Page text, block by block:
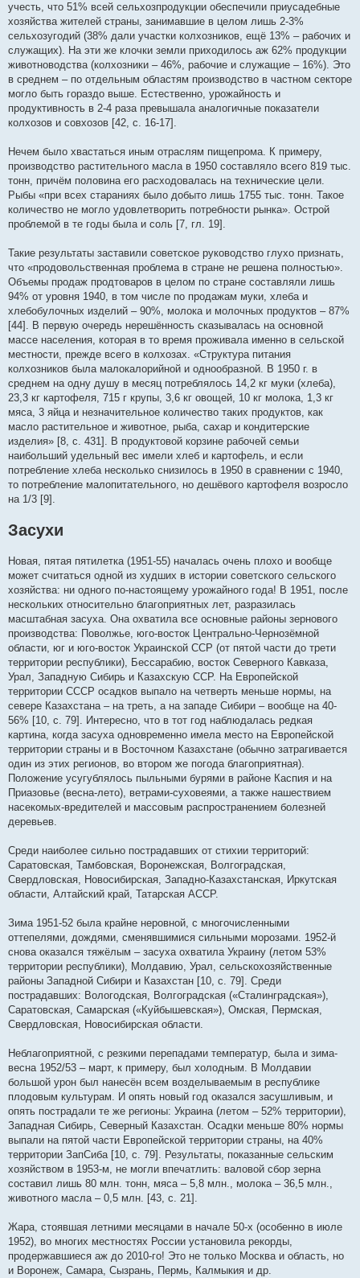
учесть, что 51% всей сельхозпродукции обеспечили приусадебные
хозяйства жителей страны, занимавшие в целом лишь 2-3%
сельхозугодий (38% дали участки колхозников, ещё 13% – рабочих и
служащих). На эти же клочки земли приходилось аж 62% продукции
животноводства (колхозники – 46%, рабочие и служащие – 16%). Это
в среднем – по отдельным областям производство в частном секторе
могло быть гораздо выше. Естественно, урожайность и
продуктивность в 2-4 раза превышала аналогичные показатели
колхозов и совхозов [42, c. 16-17].
Нечем было хвастаться иным отраслям пищепрома. К примеру,
производство растительного масла в 1950 составляло всего 819 тыс.
тонн, причём половина его расходовалась на технические цели.
Рыбы «при всех стараниях было добыто лишь 1755 тыс. тонн. Такое
количество не могло удовлетворить потребности рынка». Острой
проблемой в те годы была и соль [7, гл. 19].
Такие результаты заставили советское руководство глухо признать,
что «продовольственная проблема в стране не решена полностью».
Объемы продаж продтоваров в целом по стране составляли лишь
94% от уровня 1940, в том числе по продажам муки, хлеба и
хлебобулочных изделий – 90%, молока и молочных продуктов – 87%
[44]. В первую очередь нерешённость сказывалась на основной
массе населения, которая в то время проживала именно в сельской
местности, прежде всего в колхозах. «Структура питания
колхозников была малокалорийной и однообразной. В 1950 г. в
среднем на одну душу в месяц потреблялось 14,2 кг муки (хлеба),
23,3 кг картофеля, 715 г крупы, 3,6 кг овощей, 10 кг молока, 1,3 кг
мяса, 3 яйца и незначительное количество таких продуктов, как
масло растительное и животное, рыба, сахар и кондитерские
изделия» [8, с. 431]. В продуктовой корзине рабочей семьи
наибольший удельный вес имели хлеб и картофель, и если
потребление хлеба несколько снизилось в 1950 в сравнении с 1940,
то потребление малопитательного, но дешёвого картофеля возросло
на 1/3 [9].
Засухи
Новая, пятая пятилетка (1951-55) началась очень плохо и вообще
может считаться одной из худших в истории советского сельского
хозяйства: ни одного по-настоящему урожайного года! В 1951, после
нескольких относительно благоприятных лет, разразилась
масштабная засуха. Она охватила все основные районы зернового
производства: Поволжье, юго-восток Центрально-Чернозёмной
области, юг и юго-восток Украинской ССР (от пятой части до трети
территории республики), Бессарабию, восток Северного Кавказа,
Урал, Западную Сибирь и Казахскую ССР. На Европейской
территории СССР осадков выпало на четверть меньше нормы, на
севере Казахстана – на треть, а на западе Сибири – вообще на 40-
56% [10, с. 79]. Интересно, что в тот год наблюдалась редкая
картина, когда засуха одновременно имела место на Европейской
территории страны и в Восточном Казахстане (обычно затрагивается
один из этих регионов, во втором же погода благоприятная).
Положение усугублялось пыльными бурями в районе Каспия и на
Приазовье (весна-лето), ветрами-суховеями, а также нашествием
насекомых-вредителей и массовым распространением болезней
деревьев.
Среди наиболее сильно пострадавших от стихии территорий:
Саратовская, Тамбовская, Воронежская, Волгоградская,
Свердловская, Новосибирская, Западно-Казахстанская, Иркутская
области, Алтайский край, Татарская АССР.
Зима 1951-52 была крайне неровной, с многочисленными
оттепелями, дождями, сменявшимися сильными морозами. 1952-й
снова оказался тяжёлым – засуха охватила Украину (летом 53%
территории республики), Молдавию, Урал, сельскохозяйственные
районы Западной Сибири и Казахстан [10, с. 79]. Среди
пострадавших: Вологодская, Волгоградская («Сталинградская»),
Саратовская, Самарская («Куйбышевская»), Омская, Пермская,
Свердловская, Новосибирская области.
Неблагоприятной, с резкими перепадами температур, была и зима-
весна 1952/53 – март, к примеру, был холодным. В Молдавии
большой урон был нанесён всем возделываемым в республике
плодовым культурам. И опять новый год оказался засушливым, и
опять пострадали те же регионы: Украина (летом – 52% территории),
Западная Сибирь, Северный Казахстан. Осадки меньше 80% нормы
выпали на пятой части Европейской территории страны, на 40%
территории ЗапСиба [10, с. 79]. Результаты, показанные сельским
хозяйством в 1953-м, не могли впечатлить: валовой сбор зерна
составил лишь 80 млн. тонн, мяса – 5,8 млн., молока – 36,5 млн.,
животного масла – 0,5 млн. [43, с. 21].
Жара, стоявшая летними месяцами в начале 50-х (особенно в июле
1952), во многих местностях России установила рекорды,
продержавшиеся аж до 2010-го! Это не только Москва и область, но
и Воронеж, Самара, Сызрань, Пермь, Калмыкия и др.